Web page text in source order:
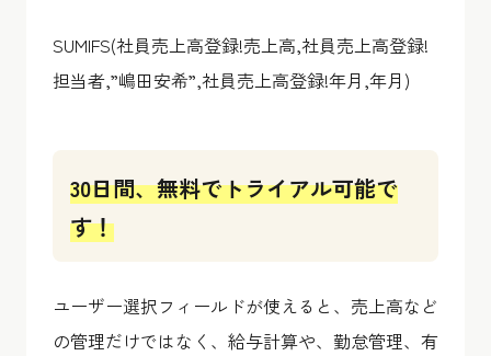
SUMIFS(社員売上高登録!売上高,社員売上高登録!
担当者,”嶋田安希”,社員売上高登録!年月,年月)
30日間、無料でトライアル可能で
す！
ユーザー選択フィールドが使えると、売上高など
の管理だけではなく、給与計算や、勤怠管理、有